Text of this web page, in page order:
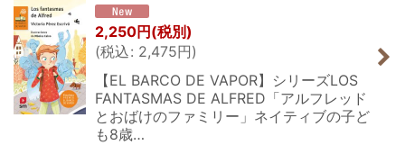
2,250円 (税別)
(税込: 2,475円)
【EL BARCO DE VAPOR】シリーズLOS
FANTASMAS DE ALFRED「アルフレッド
とおばけのファミリー」ネイティブの子ど
も8歳…